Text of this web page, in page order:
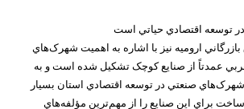
توسعه اقتصادي حياتي است
اروميه نيز با اشاره به اهميت شهرک‌هاي
عمدتاً از صنايع کوچک تشکيل شده است و به
صنعتي در توسعه اقتصادي استان بسيار
براي اين صنايع را از مهم‌ترين مؤلفه‌هاي